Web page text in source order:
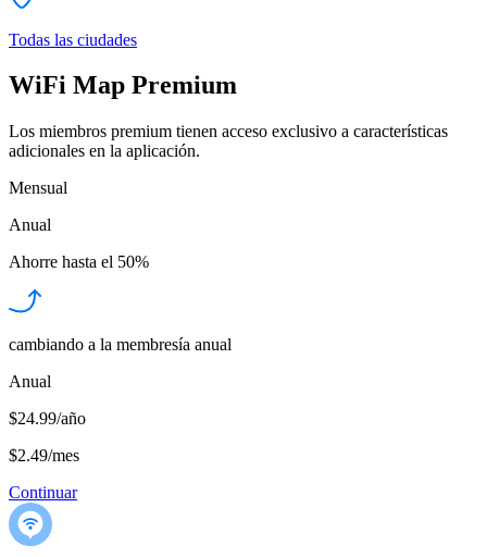
Todas las ciudades
WiFi Map Premium
Los miembros premium tienen acceso exclusivo a características
adicionales en la aplicación.
Mensual
Anual
Ahorre hasta el 50%
cambiando a la membresía anual
Anual
$24.99/año
$2.49/mes
Continuar